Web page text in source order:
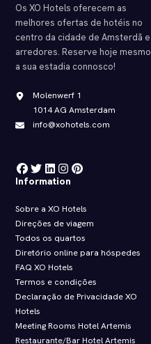
Os XO Hotels oferecem as
melhores ofertas de hotéis no
centro da cidade de Amsterdã e
arredores. Reserve hoje mesmo
a sua estadia connosco!
Molenwerf 1
1014 AG Amsterdam
info@xohotels.com
Information
Sobre a XO Hotels
Direções de viagem
Todos os quartos
Diretório online para hóspedes
FAQ XO Hotels
Termos e condições
Declaração de Privacidade XO
Hotels
Meeting Rooms Hotel Artemis
Restaurante/Bar Hotel Artemis